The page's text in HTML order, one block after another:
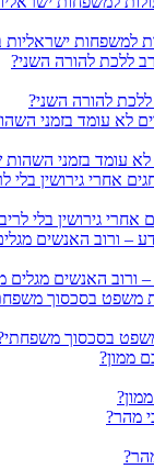
להורה השני?
עומד בזמני השהות
אחרי גירושין בלי
ורוב האנשים מגלים
בסכסוך